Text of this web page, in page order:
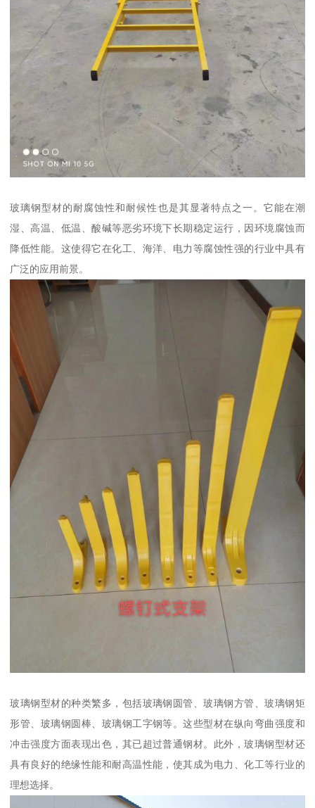
玻璃钢型材的耐腐蚀性和耐候性也是其显著特点之一。它能在潮
湿、高温、低温、酸碱等恶劣环境下长期稳定运行，因环境腐蚀而
降低性能。这使得它在化工、海洋、电力等腐蚀性强的行业中具有
广泛的应用前景。
玻璃钢型材的种类繁多，包括玻璃钢圆管、玻璃钢方管、玻璃钢矩
形管、玻璃钢圆棒、玻璃钢工字钢等。这些型材在纵向弯曲强度和
冲击强度方面表现出色，其已超过普通钢材。此外，玻璃钢型材还
具有良好的绝缘性能和耐高温性能，使其成为电力、化工等行业的
理想选择。